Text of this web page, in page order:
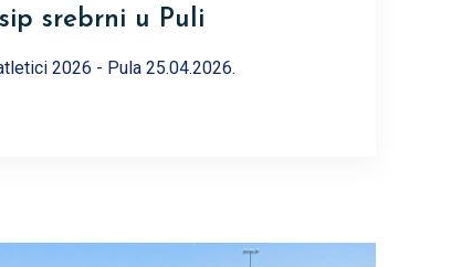
srebrni u Puli
2026 - Pula 25.04.2026.